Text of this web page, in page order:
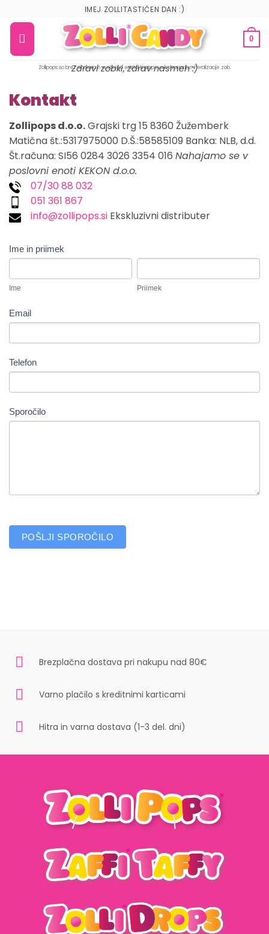
IMEJ ZOLLITASTIČEN DAN :)
Zdravi zobki, zdrav nasmeh :)
0
Zollipops so brez sladkorja in vsebujejo eritritol, ki prispeva k ohranjanju mineralizacije zob.
Kontakt
Zollipops d.o.o.Grajski trg 15 8360 Žužemberk
Matična št.:5317975000 D.Š.:58585109 Banka: NLB, d.d.
Št.računa: SI56 0284 3026 3354 016 Nahajamo se v
poslovni enoti KEKON d.o.o.
07/30 88 032
051 361 867
info@zollipops.si Ekskluzivni distributer
KONTAKTNA
Ime in priimek
Ime Priimek
Email
Telefon
Sporočilo
POŠLJI SPOROČILO
Brezplačna dostava pri nakupu nad 80€
Varno plačilo s kreditnimi karticami
Hitra in varna dostava (1-3 del. dni)